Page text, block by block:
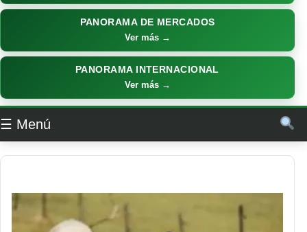
PANORAMA DE MERCADOS
Ver más →
PANORAMA INTERNACIONAL
Ver más →
☰ Menú